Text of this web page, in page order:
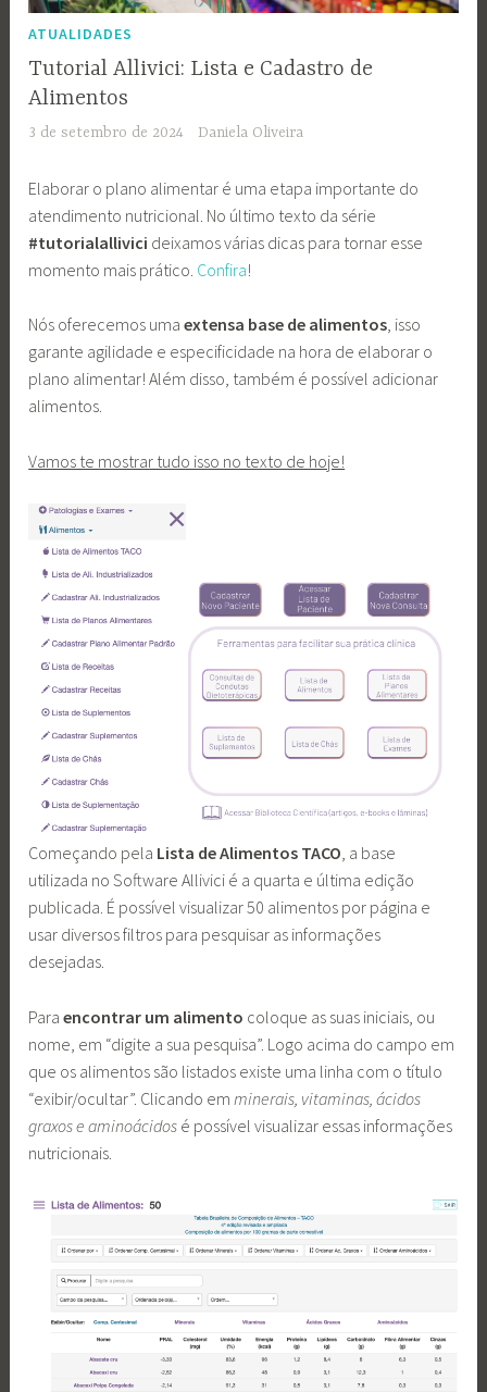
ATUALIDADES
Tutorial Allivici: Lista e Cadastro de
Alimentos
3 de setembro de 2024 Daniela Oliveira
Elaborar o plano alimentar é uma etapa importante do
atendimento nutricional. No último texto da série
#tutorialallivici deixamos várias dicas para tornar esse
momento mais prático. Confira!
Nós oferecemos umaextensa base de alimentos, isso
garante agilidade e especificidade na hora de elaborar o
plano alimentar! Além disso, também é possível adicionar
alimentos.
Vamos te mostrar tudo isso no texto de hoje!
Começando pela Lista de Alimentos TACO, a base
utilizada no Software Allivici é a quarta e última edição
publicada. É possível visualizar 50 alimentos por página e
usar diversos filtros para pesquisar as informações
desejadas.
Paraencontrar um alimento coloque as suas iniciais, ou
nome, em “digite a sua pesquisa”. Logo acima do campo em
que os alimentos são listados existe uma linha com o título
“exibir/ocultar”. Clicando em minerais, vitaminas, ácidos
graxos e aminoácidos é possível visualizar essas informações
nutricionais.